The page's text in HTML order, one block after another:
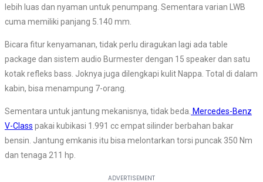
lebih luas dan nyaman untuk penumpang. Sementara varian LWB
cuma memiliki panjang 5.140 mm.
Bicara fitur kenyamanan, tidak perlu diragukan lagi ada table
package dan sistem audio Burmester dengan 15 speaker dan satu
kotak refleks bass. Joknya juga dilengkapi kulit Nappa. Total di dalam
kabin, bisa menampung 7-orang.
Sementara untuk jantung mekanisnya, tidak beda. Mercedes-Benz
V-Class pakai kubikasi 1.991 cc empat silinder berbahan bakar
bensin. Jantung emkanis itu bisa melontarkan torsi puncak 350 Nm
dan tenaga 211 hp.